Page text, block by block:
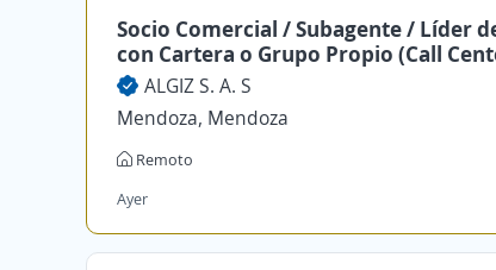
Socio Comercial / Subagente / Líder
con Cartera o Grupo Propio (Call
ALGIZ S. A. S
Mendoza, Mendoza
Remoto
Ayer